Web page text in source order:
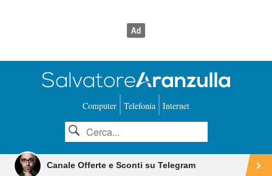
Computer Telefonia Internet
Canale Offerte e Sconti su Telegram